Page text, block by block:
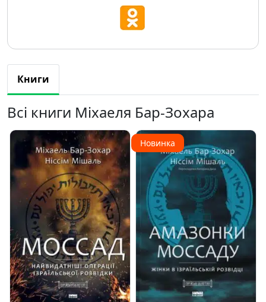
Книги
Всі книги Міхаеля Бар-Зохара
Новинка